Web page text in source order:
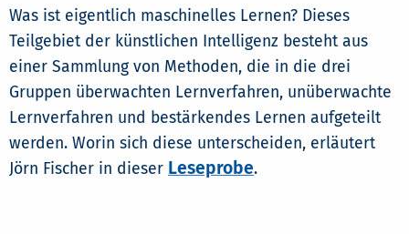
Was ist eigentlich maschinelles Lernen? Dieses
Teilgebiet der künstlichen Intelligenz besteht aus
einer Sammlung von Methoden, die in die drei
Gruppen überwachten Lernverfahren, unüberwachte
Lernverfahren und bestärkendes Lernen aufgeteilt
werden. Worin sich diese unterscheiden, erläutert
Jörn Fischer in dieser Leseprobe.